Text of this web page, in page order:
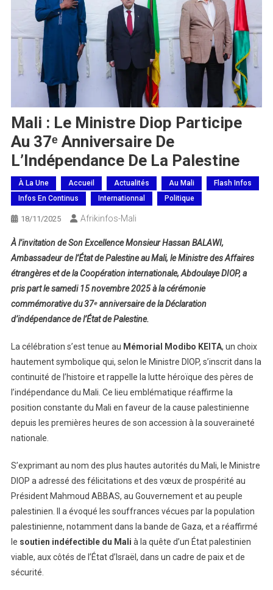
Mali : Le Ministre Diop Participe
Au 37ᵉ Anniversaire De
L’Indépendance De La Palestine
À La Une Accueil Actualités Au Mali
Flash Infos
Infos En Continus
Internationnal Politique
18/11/2025 Afrikinfos-Mali
À l’invitation de Son Excellence MonsieurHassan BALAWI,
Ambassadeur de l’État de Palestine au Mali, le Ministre des Affaires
étrangères et de la Coopération internationale, Abdoulaye DIOP, a
pris part le samedi 15 novembre 2025 à la cérémonie
commémorative du37ᵉ anniversaire de la Déclaration
d’indépendance de l’État de Palestine.
La célébration s’est tenue au Mémorial Modibo KEITA, un choix
hautement symbolique qui, selon le Ministre DIOP, s’inscrit dans la
continuité de l’histoire et rappelle la lutte héroïque des pères de
l’indépendance du Mali. Ce lieu emblématique réaffirme la
position constante du Mali en faveur de la cause palestinienne
depuis les premières heures de son accession à la souveraineté
nationale.
S’exprimant au nom des plus hautes autorités du Mali, le Ministre
DIOP a adressé des félicitations et des vœux de prospérité au
Président Mahmoud ABBAS, au Gouvernement et au peuple
palestinien. Il a évoqué les souffrances vécues par la population
palestinienne, notamment dans la bande de Gaza, et a réaffirmé
le soutien indéfectible du Mali à la quête d’un État palestinien
viable, aux côtés de l’État d’Israël, dans un cadre de paix et de
sécurité.